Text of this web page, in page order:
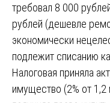
требовал 8 000
рублей (дешевле
экономически
подлежит списанию
Налоговая приняла
имущество (2% от